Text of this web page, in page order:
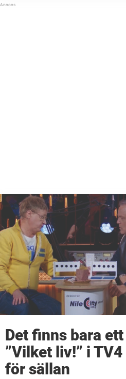
Det finns bara
”Vilket liv!” i
för sällan